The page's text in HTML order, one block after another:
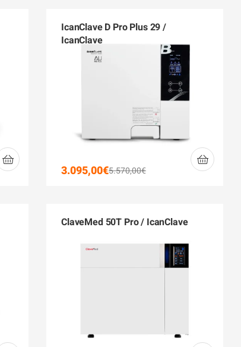
IcanClave D Pro Plus 29 /
IcanClave
5.570,00€
3.095,00€
ClaveMed 50T Pro / IcanClave